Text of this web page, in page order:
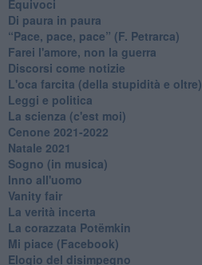
Equivoci
Di paura in paura
​“Pace, pace, pace” (F. Petrarca)
Farei l'amore, non la guerra
Discorsi come notizie
L'oca farcita (della stupidità e oltre)
Leggi e politica
La scienza (c'est moi)
Cenone 2021-2022
Natale 2021
Sogno (in musica)
Inno all'uomo
Vanity fair
La verità incerta
La corazzata Potëmkin
Mi piace (Facebook)
Elogio del disimpegno